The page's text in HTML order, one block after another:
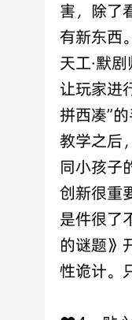
害，除了
有新东西
天工·默
让玩家进
拼西凑”
教学之后
同小孩子
创新很重
是件很了
的谜题》
性诡计。